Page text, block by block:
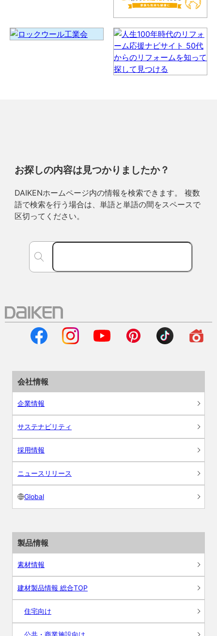
お探しの内容は見つかりましたか？
DAIKENホームページ内の情報を検索できます。 複数
語で検索を行う場合は、単語と単語の間をスペースで
区切ってください。
会社情報
企業情報
サステナビリティ
採用情報
ニュースリリース
Global
製品情報
素材情報
建材製品情報 総合TOP
住宅向け
公共・商業施設向け